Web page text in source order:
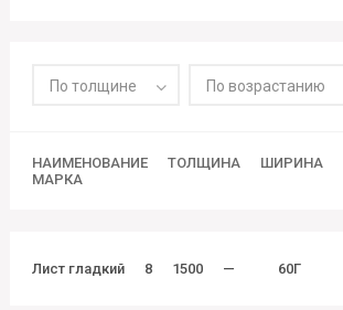
По толщине По возрастанию
НАИМЕНОВАНИЕ ТОЛЩИНА ШИРИНА
МАРКА
Лист гладкий 8 1500 — 60Г